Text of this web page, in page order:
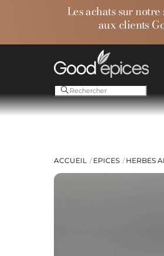
Les achats sur
aux clients
ACCUEIL EPICES HERBES